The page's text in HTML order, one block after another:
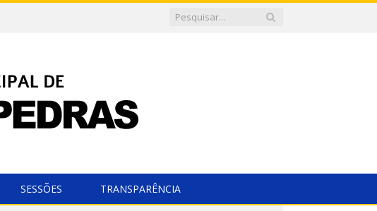
SESSÕES TRANSPARÊNCIA